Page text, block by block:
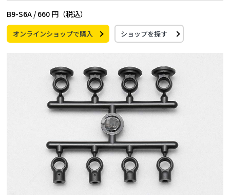
B9-S6A / 660 円（税込）
オンラインショップで購入 ショップを探す